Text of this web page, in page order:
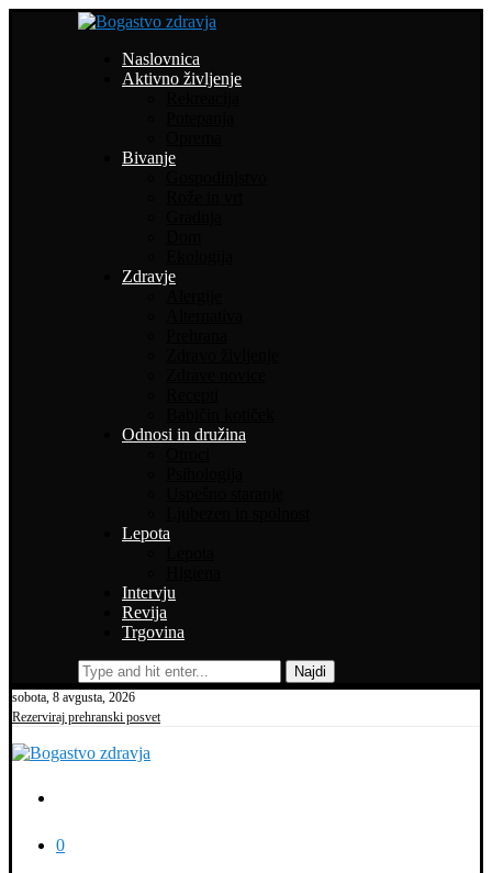
Naslovnica
Aktivno življenje
Bivanje
Zdravje
Odnosi in družina
Lepota
Intervju
Revija
Trgovina
Najdi
sobota, 8 avgusta, 2026
Rezerviraj prehranski posvet
0